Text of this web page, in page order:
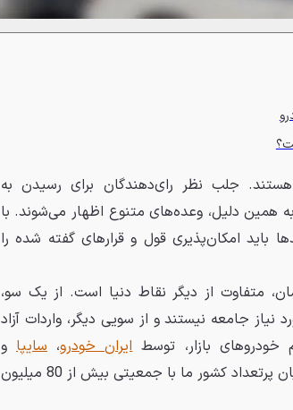
جلب نظر رای‌دهندگان برای رسیدن به
همین دلیل، وعده‌های متنوع اظهار می‌شوند. با
باید امکان‌پذیری قول و قرارهای گفته شده را
متفاوت از دیگر نقاط دنیا است. از یک سو،
جامعه نیستند و از سویی دیگر، واردات آزاد
خودروهای بازار، توسطایران خودرو، سایپا و
مونتاژکاران استان کرمان عرضه می‌شوند تا مشتریان پرتعداد کشور ما با جمعیتی بیش از 80 میلیون